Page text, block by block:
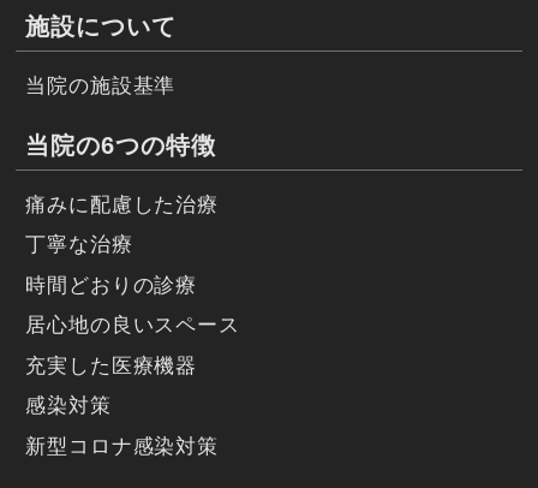
施設について
当院の施設基準
当院の6つの特徴
痛みに配慮した治療
丁寧な治療
時間どおりの診療
居心地の良いスペース
充実した医療機器
感染対策
新型コロナ感染対策